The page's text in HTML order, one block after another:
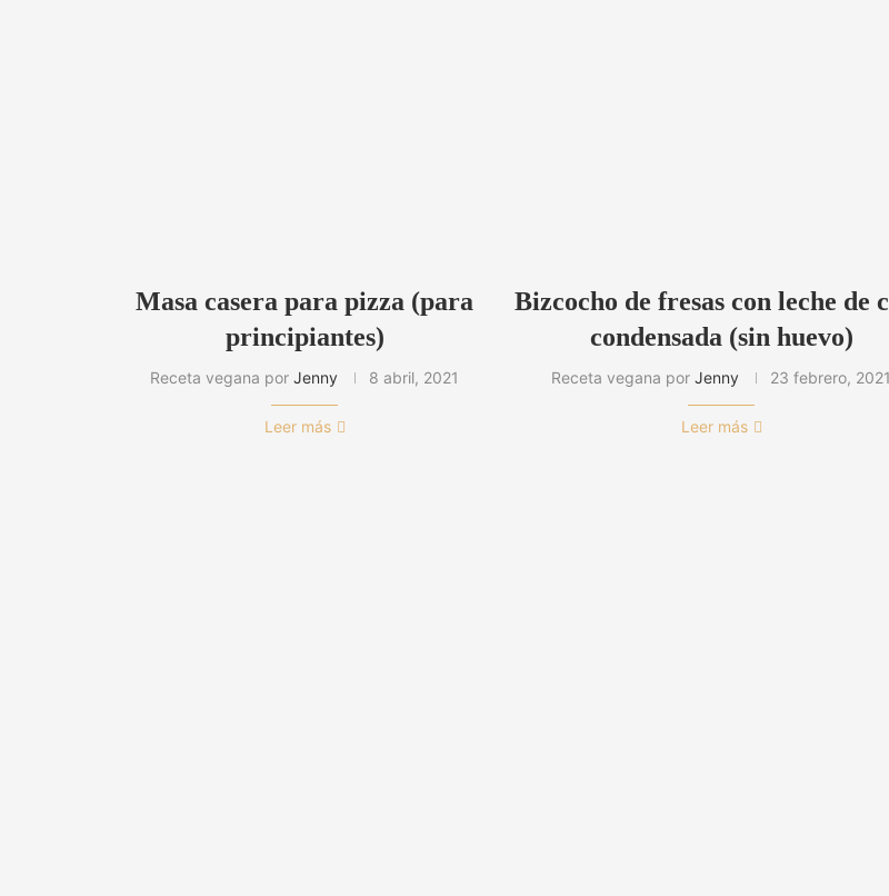
Masa casera para pizza (para
principiantes)
Receta vegana porJenny 8 abril, 2021
Leer más
Bizcocho de fresas con leche de
condensada (sin huevo)
Receta vegana porJenny 23 febrero, 2021
Leer más